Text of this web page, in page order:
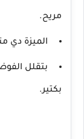
مريح.
الميزة دي
بتقلل
بكتير.